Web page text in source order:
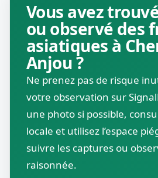
Vous avez
ou observé des
asiatiques à
Anjou ?
Ne prenez pas de risque
votre observation sur
une photo si possible,
locale et utilisez l’espace
suivre les captures ou
raisonnée.